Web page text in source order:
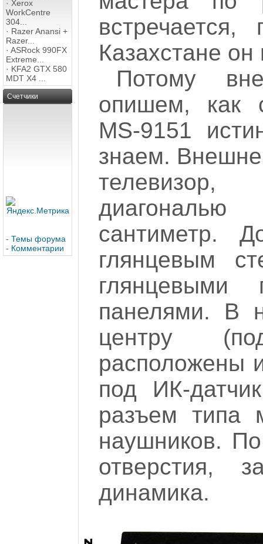
· Xerox
WorkCentre
304...
· Razer Anansi +
Razer...
· ASRock 990FX
Extreme...
· KFA2 GTX 580
MDT X4 ...
Счетчики
- Темы форума
- Комментарии
Казахстане он
Потому
опишем, как
MS-9151
знаем.
сантиметр.
глянцевым
глянцевыми
панелями. В
центру
расположены
под ИК-
разъем типа
наушников.
отверстия,
динамика.